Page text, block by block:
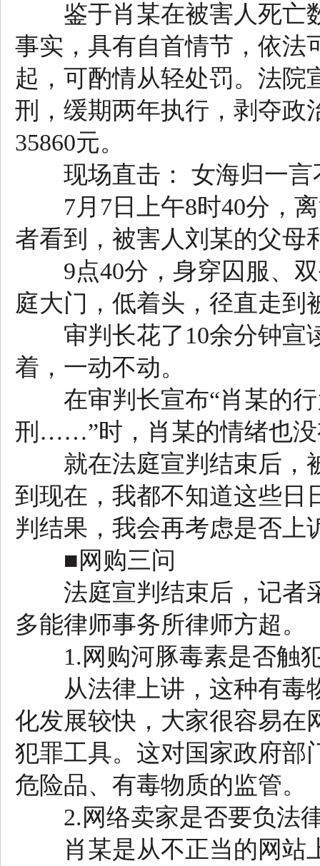
鉴于肖某在被害人死亡
事实，具有自首情节，依法
起，可酌情从轻处罚。法院
刑，缓期两年执行，剥夺政
35860元。
现场直击： 女海归一言
7月7日上午8时40分，离
者看到，被害人刘某的父母
9点40分，身穿囚服、双
庭大门，低着头，径直走到
审判长花了10余分钟宣
着，一动不动。
在审判长宣布“肖某的行
刑……”时，肖某的情绪也没
就在法庭宣判结束后，
到现在，我都不知道这些日
判结果，我会再考虑是否上
■网购三问
法庭宣判结束后，记者
多能律师事务所律师方超。
1.网购河豚毒素是否触
从法律上讲，这种有毒
化发展较快，大家很容易在
犯罪工具。这对国家政府部
危险品、有毒物质的监管。
2.网络卖家是否要负法
肖某是从不正当的网站